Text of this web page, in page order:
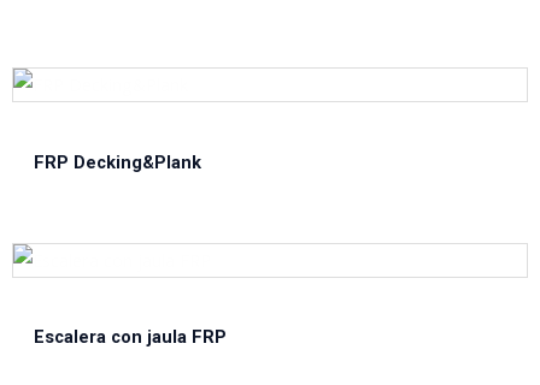
FRP Decking&Plank
Escalera con jaula FRP